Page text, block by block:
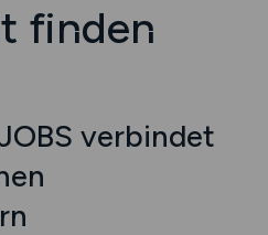
finden
verbindet